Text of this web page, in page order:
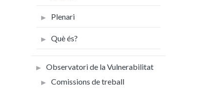
Plenari
Què és?
Observatori de la Vulnerabilitat
Comissions de treball